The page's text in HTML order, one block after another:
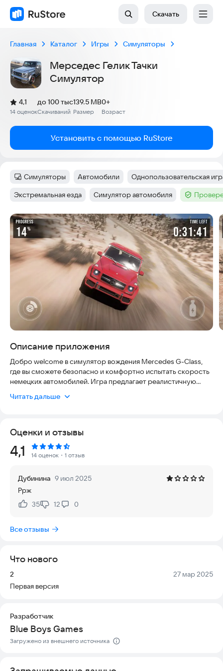
Скачать
Главная Каталог Игры Симуляторы
Мерседес Гелик Тачки
Симулятор
Рейтинг:
4,1
(
14 оценок
)
Скачиваний
до 100 тыс
Размер
139.5 MB
Возраст
0+
Установить с помощью RuStore
Категория:
Симуляторы Тег:
Автомобили Тег:
Однопользовательская
Тег:
Экстремальная езда Тег:
Симулятор автомобиля Тег :
Скриншоты
Описание приложения
Добро welcome в симулятор вождения Mercedes G-Class,
где вы сможете безопасно и комфортно испытать скорость
немецких автомобилей. Игра предлагает реалистичную
устройств, что делает её актуальной для игроков любого
Вас ждет увлекательная возможность управлять Mercedes
G-Class AMG по трассам Мюнхена и Берлина. В игре
доступны уличные гонки, дрифт-рейсинг и огромный выбор
крутых машин в открытом мире.
В этом симуляторе вы столкнетесь с интересной аркадой:
выполняйте миссии, проходите уровни, собирайте монеты и
покупайте новые быстрые автомобили, например, G-Class 2.
Игра работает как в онлайн-режиме, так и офлайн, позволяя
экстремальный мир спортивной езды. Вы сможете
разгоняться на огромной скорости по улицам Москвы,
выполнять затяжные заносы на Арбате и других заснеженных
дорогах. За дрифт-очки вы сможете подняться в топ
тонировку и спортивную подвеску, чтобы стать самым
быстрым гонщиком🏆!
Читать дальше
Оценки и отзывы
Рейтинг:
4,1 14 оценок ・1 отзыв
Дубинина 9 июл 2025
Ррж
Нравится:
35Не нравится:
12 0
Все отзывы
Что нового
Версия:
2 Дата:
27 мар 2025
Первая версия
Разработчик
Blue Boys Games
Загружено из внешнего источника